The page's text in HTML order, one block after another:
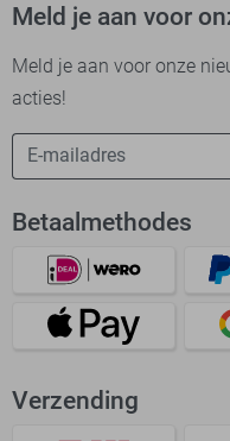
Meld je aan voor
Meld je aan voor onze
acties!
Betaalmethodes
Verzending